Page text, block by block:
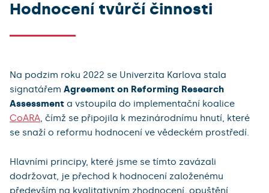
Hodnocení tvůrčí činnosti
Na podzim roku 2022 se Univerzita Karlova stala
signatářem Agreement on Reforming Research
Assessment a vstoupila do implementační koalice
CoARA , čímž se připojila k mezinárodnímu hnutí, které
se snaží o reformu hodnocení ve vědeckém prostředí.
Hlavními principy, které jsme se tímto zavázali
dodržovat, je přechod k hodnocení založenému
především na kvalitativním zhodnocení, opuštění